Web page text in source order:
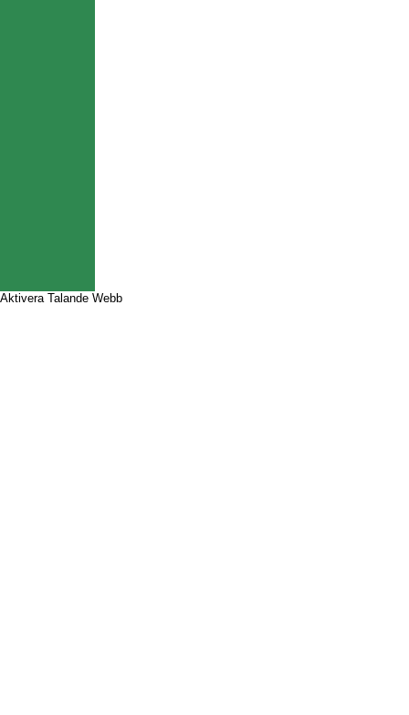
Aktivera Talande Webb